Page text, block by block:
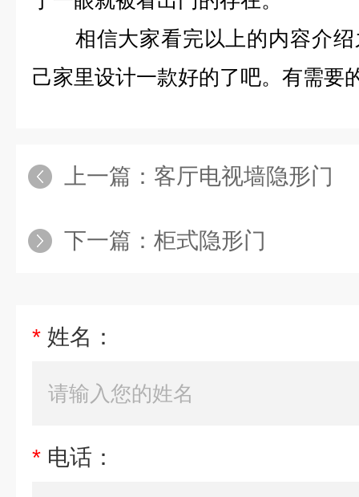
相信大家看完以上的内容介绍
己家里设计一款好的了吧。有需要
上一篇： 客厅电视墙隐形门
下一篇： 柜式隐形门
* 姓名：
* 电话：